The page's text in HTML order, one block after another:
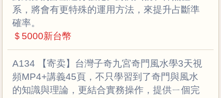
系，將會有更特殊的運用方法，來提升占斷準
確率。
＄5000新台幣
A134 【寄卖】台灣子奇九宮奇門風水學3天視
頻MP4+講義45頁，不只學習到了奇門與風水
的知識與理論，更結合實務操作，提供ㄧ個完